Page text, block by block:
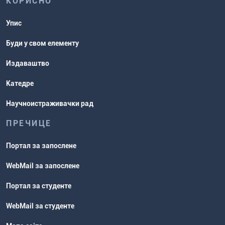
Упис
Буди у свом елементу
Издаваштво
Катедре
Научноистраживачки рад
ПРЕЧИЦЕ
Портал за запослене
WebMail за запослене
Портал за студенте
WebMail за студенте